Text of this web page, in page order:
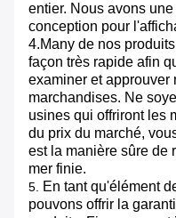
entier. Nous avons
conception pour
4.Many de nos
façon très rapide afin
examiner et approuver
marchandises. Ne
usines qui offriront les
du prix du marché,
est la manière sûre de
mer finie.
5. En tant qu'élément
pouvons offrir la